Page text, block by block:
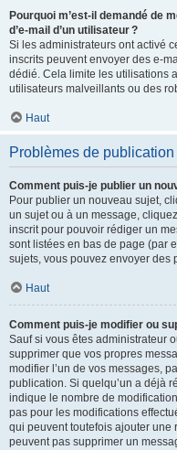
Pourquoi m’est-il demandé de
d’e-mail d’un utilisateur ?
Si les administrateurs ont activé
inscrits peuvent envoyer des e-
dédié. Cela limite les utilisations
utilisateurs malveillants ou des
Haut
Problèmes de publication
Comment puis-je publier un
Pour publier un nouveau sujet,
un sujet ou à un message,
inscrit pour pouvoir rédiger un
sont listées en bas de page (par
sujets, vous pouvez envoyer des
Haut
Comment puis-je modifier ou
Sauf si vous êtes administrateur
supprimer que vos propres
modifier l’un de vos messages,
publication. Si quelqu’un a déjà
indique le nombre de
pas pour les modifications
qui peuvent toutefois ajouter une
peuvent pas supprimer un